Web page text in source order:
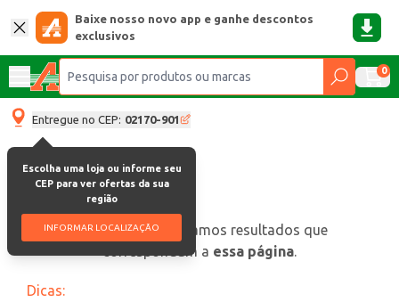
Baixe nosso novo app e ganhe descontos
exclusivos
0
Entregue no CEP: 02170-901
Escolha uma loja ou informe seu
CEP para ver ofertas da sua
região
INFORMAR LOCALIZAÇÃO
oops, não encontramos resultados que
correspondam a essa página.
Dicas: